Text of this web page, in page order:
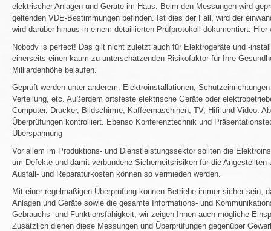
elektrischer Anlagen und Geräte im Haus. Beim den Messungen wird
geltenden VDE-Bestimmungen befinden. Ist dies der Fall, wird der
wird darüber hinaus in einem detaillierten Prüfprotokoll dokumentiert.
Nobody is perfect! Das gilt nicht zuletzt auch für Elektrogeräte und -
einerseits einen kaum zu unterschätzenden Risikofaktor für Ihre
Milliardenhöhe belaufen.
Geprüft werden unter anderem: Elektroinstallationen,
Verteilung, etc. Außerdem ortsfeste elektrische Geräte oder
Computer, Drucker, Bildschirme, Kaffeemaschinen, TV, Hifi und Video.
Überprüfungen kontrolliert. Ebenso Konferenztechnik und
Überspannung
Vor allem im Produktions- und Dienstleistungssektor sollten die
um Defekte und damit verbundene Sicherheitsrisiken für die
Ausfall- und Reparaturkosten können so vermieden werden.
Mit einer regelmäßigen Überprüfung können Betriebe immer sicher
Anlagen und Geräte sowie die gesamte Informations- und
Gebrauchs- und Funktionsfähigkeit, wir zeigen Ihnen auch mögliche
Zusätzlich dienen diese Messungen und Überprüfungen gegenüber